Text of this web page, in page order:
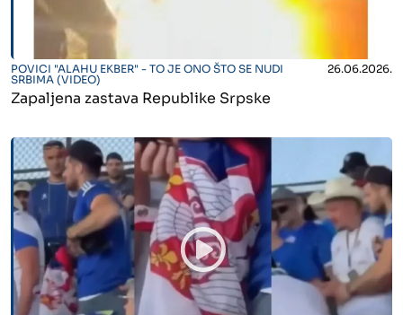
" alt="">
POVICI "ALAHU EKBER" - TO JE ONO ŠTO SE NUDI
SRBIMA (VIDEO)
26.06.2026.
Zapaljena zastava Republike Srpske